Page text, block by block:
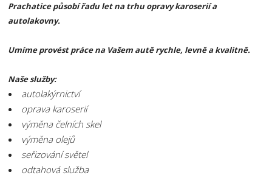
Prachatice působí řadu let na trhu opravy karoserií a
autolakovny.
Umíme provést práce na Vašem autě rychle, levně a kvalitně.
Naše služby:
autolakýrnictví
oprava karoserií
výměna čelních skel
výměna olejů
seřizování světel
odtahová služba